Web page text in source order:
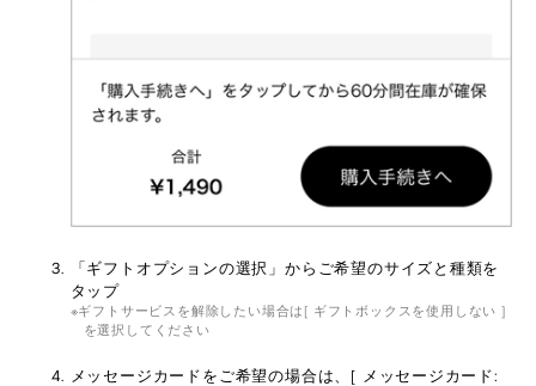
「ギフトオプションの選択」からご希望のサイズと種類を
タップ
ギフトサービスを解除したい場合は[ ギフトボックスを使用しない ]
を選択してください
メッセージカードをご希望の場合は、[ メッセージカード: